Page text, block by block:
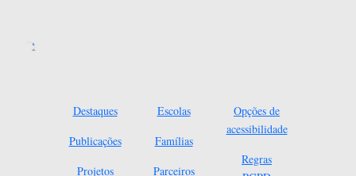
Destaques
Publicações
Projetos
Escolas
Famílias
Parceiros
Opções de
acessibilidade
Regras